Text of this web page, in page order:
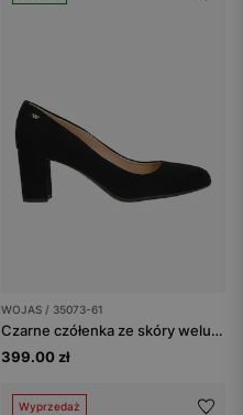
WOJAS / 35073-61
Czarne czółenka ze skóry welurowej
399.00 zł
Wyprzedaż